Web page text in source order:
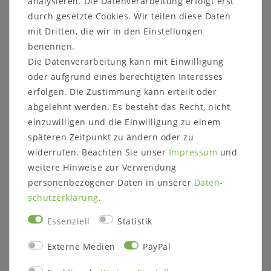
kleines Bistrotisch-Set 5-teilig
Landhaus
kleiner Bartisch mit 4 Barstühlen
Kiefer massiv gelaugt geölt / weiß /
honig / grau
Andere Artikel des Programms finden Sie
HIER!
Der Bistrotisch hat eine Höhe von 103 cm und
eine quadratische Tischplatte.
Zum Lieferumfang gehören 4 Barhocker mit
einer Sitzhöhe von 74,5 cm.
durch gesetzte Cookies. Wir teilen diese Daten
mit Dritten, die wir in den Einstellungen
benennen.
Die Datenverarbeitung kann mit Einwilligung
oder aufgrund eines berechtigten Interesses
erfolgen. Die Zustimmung kann erteilt oder
abgelehnt werden. Es besteht das Recht, nicht
einzuwilligen und die Einwilligung zu einem
späteren Zeitpunkt zu ändern oder zu
widerrufen. Beachten Sie unser Impressum und
weitere Hinweise zur Verwendung
personenbezogener Daten in unserer Daten­
schutz­erklärung.
Essenziell Statistik
Externe Medien PayPal